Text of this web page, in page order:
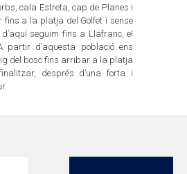
cala Estreta, cap de Planes i
fins a la platja del Golfet i sense
seguim fins a Llafranc, el
d’aquesta població ens
del bosc fins arribar a la platja
després d’una forta i